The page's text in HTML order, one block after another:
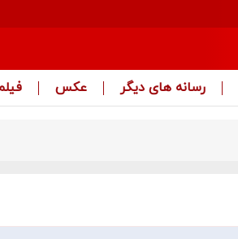
رسانه های دیگر عکس